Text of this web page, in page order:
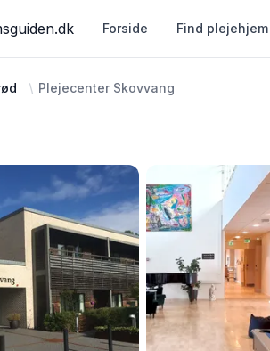
Forside Find plejehjem
Plejecenter Skovvang